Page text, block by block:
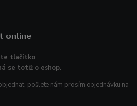
online
tlačítko
se totiž o eshop.
pošlete nám prosím objednávku na